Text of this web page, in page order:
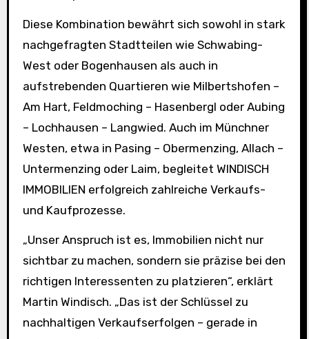
Diese Kombination bewährt sich sowohl in stark
nachgefragten Stadtteilen wie Schwabing-
West oder Bogenhausen als auch in
aufstrebenden Quartieren wie Milbertshofen –
Am Hart, Feldmoching – Hasenbergl oder Aubing
– Lochhausen – Langwied. Auch im Münchner
Westen, etwa in Pasing – Obermenzing, Allach –
Untermenzing oder Laim, begleitet WINDISCH
IMMOBILIEN erfolgreich zahlreiche Verkaufs-
und Kaufprozesse.
„Unser Anspruch ist es, Immobilien nicht nur
sichtbar zu machen, sondern sie präzise bei den
richtigen Interessenten zu platzieren“, erklärt
Martin Windisch. „Das ist der Schlüssel zu
nachhaltigen Verkaufserfolgen – gerade in